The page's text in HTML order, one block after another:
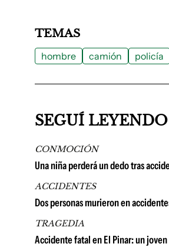
TEMAS
hombre camión policía
SEGUÍ LEYENDO
CONMOCIÓN
Una niña perderá un dedo tras
ACCIDENTES
Dos personas murieron en
TRAGEDIA
Accidente fatal en El Pinar: un